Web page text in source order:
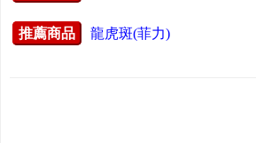
推薦商品 龍虎斑(菲力)